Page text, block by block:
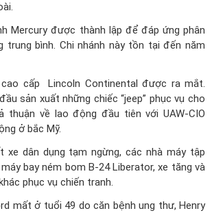
Mercury được thành lập để đáp ứng phân
trung bình. Chi nhánh này tồn tại đến năm
cấp Lincoln Continental được ra mắt.
sản xuất những chiếc “jeep” phục vụ cho
thuận về lao động đầu tiên với UAW-CIO
ở bắc Mỹ.
xe dân dụng tạm ngừng, các nhà máy tập
bay ném bom B-24 Liberator, xe tăng và
phục vụ chiến tranh.
mất ở tuổi 49 do căn bệnh ung thư, Henry